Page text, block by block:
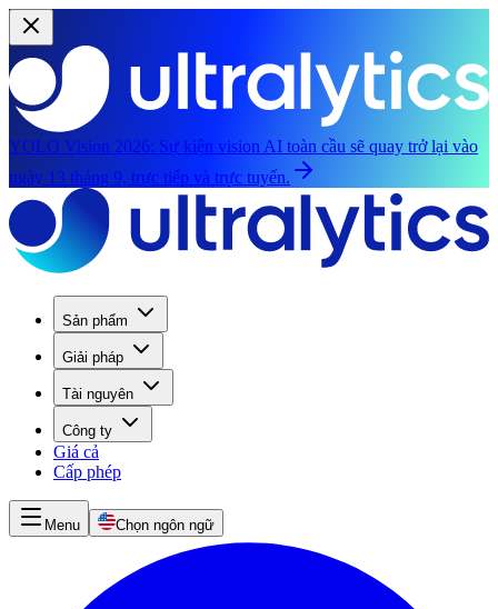
YOLO Vision 2026: Sự kiện vision AI toàn cầu sẽ quay trở lại vào
ngày 13 tháng 9, trực tiếp và trực tuyến.
Sản phẩm
Giải pháp
Tài nguyên
Công ty
Giá cả
Cấp phép
Menu Chọn ngôn ngữ